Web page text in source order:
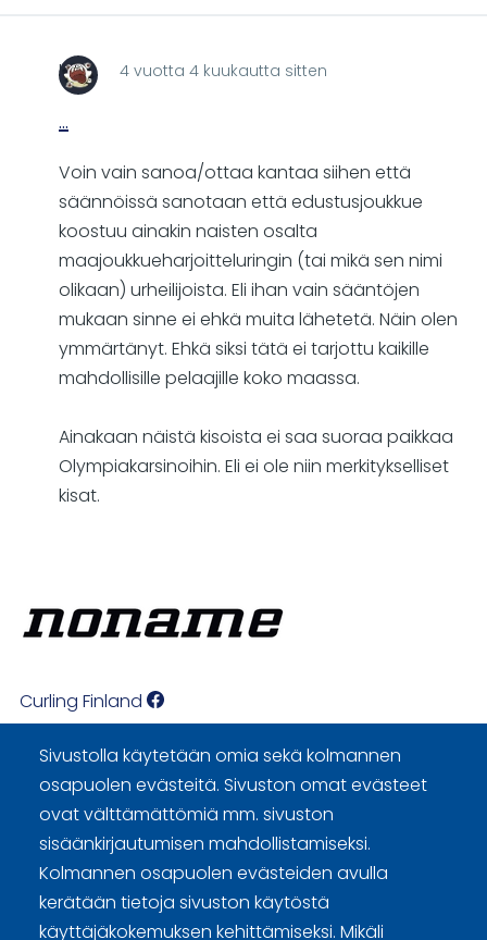
Leox 4 vuotta 4 kuukautta sitten
...
Voin vain sanoa/ottaa kantaa siihen että
säännöissä sanotaan että edustusjoukkue
koostuu ainakin naisten osalta
maajoukkueharjoitteluringin (tai mikä sen nimi
olikaan) urheilijoista. Eli ihan vain sääntöjen
mukaan sinne ei ehkä muita lähetetä. Näin olen
ymmärtänyt. Ehkä siksi tätä ei tarjottu kaikille
mahdollisille pelaajille koko maassa.
Ainakaan näistä kisoista ei saa suoraa paikkaa
Olympiakarsinoihin. Eli ei ole niin merkitykselliset
kisat.
Sivustolla käytetään omia sekä kolmannen
osapuolen evästeitä. Sivuston omat evästeet
ovat välttämättömiä mm. sivuston
sisäänkirjautumisen mahdollistamiseksi.
Kolmannen osapuolen evästeiden avulla
kerätään tietoja sivuston käytöstä
käyttäjäkokemuksen kehittämiseksi. Mikäli
Curling Finland
Curling.fi
Curling Finland
Sivuston käyttöehdot ja sisällön käyttöoikeudet